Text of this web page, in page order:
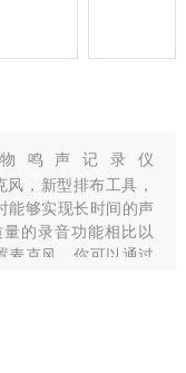
鸣声记录仪
，新型排布工具，
能够实现长时间的声
的录音功能相比以
麦克风。你可以通过